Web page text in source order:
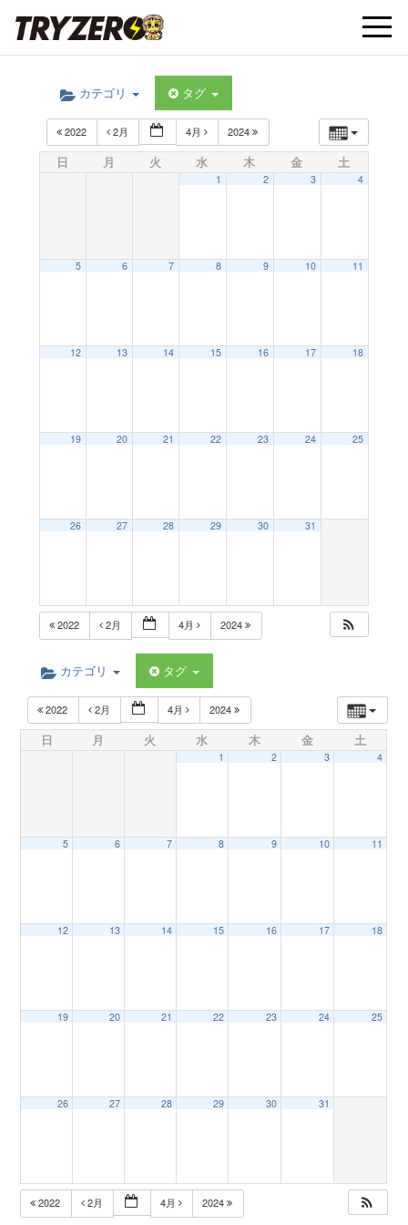
t
t
i
カテゴリ タグ
2022 2月 4月 2024
日 月 火 水 木 金 土
1 2 3 4
5 6 7 8 9 10 11
12 13 14 15 16 17 18
19 20 21 22 23 24 25
26 27 28 29 30 31
2022 2月 4月 2024
カテゴリ タグ
2022 2月 4月 2024
日 月 火 水 木 金 土
1 2 3 4
5 6 7 8 9 10 11
12 13 14 15 16 17 18
19 20 21 22 23 24 25
26 27 28 29 30 31
2022 2月 4月 2024